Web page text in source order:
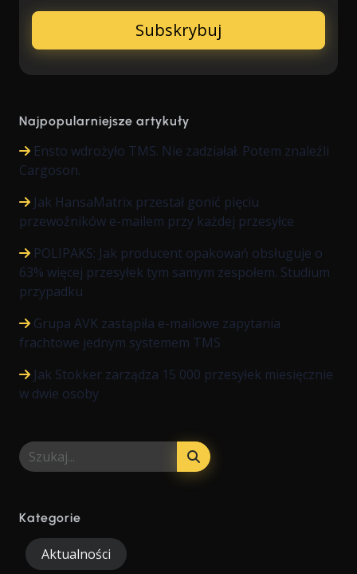
Najpopularniejsze artykuły
Ensto wdrożyło TMS. Nie zadziałał. Potem znaleźli
Cargoson.
Jak HansaMatrix przestał gonić pięciu
przewoźników e-mailem przy każdej przesyłce
POLIPAKS: Jak producent opakowań obsługuje o
63% więcej przesyłek tym samym zespołem. Studium
przypadku
Grupa AVK zastąpiła e-mailowe zapytania
frachtowe jednym systemem TMS
Jak Stokker zarządza 15 000 przesyłek miesięcznie
w dwie osoby
Kategorie
Aktualności